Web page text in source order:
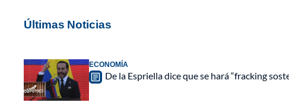
Últimas Noticias
ECONOMÍA
De la Espriella dice que se hará “fracking